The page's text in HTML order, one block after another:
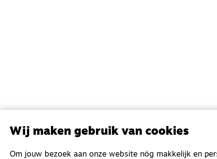
Wij maken gebruik van cookies
Om jouw bezoek aan onze website nóg makkelijk en